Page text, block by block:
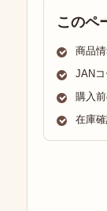
このペ
商品
JAN
購入
在庫